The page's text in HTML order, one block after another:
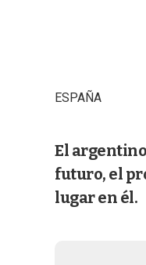
ESPAÑA
El
futuro, el
lugar en él.